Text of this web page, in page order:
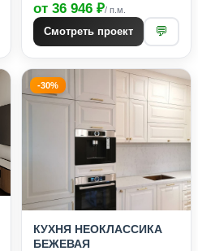
от 36 946 ₽/ п.м.
Смотреть проект 💬
-30%
КУХНЯ НЕОКЛАССИКА
БЕЖЕВАЯ